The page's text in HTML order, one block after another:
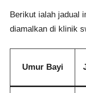
Berikut ialah jadual
diamalkan di klinik
Umur Bayi